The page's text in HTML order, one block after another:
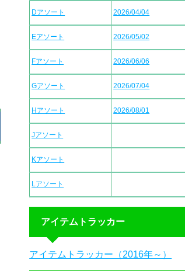
Dアソート 2026/04/04
Eアソート 2026/05/02
Fアソート 2026/06/06
Gアソート 2026/07/04
Hアソート 2026/08/01
Jアソート
Kアソート
Lアソート
アイテムトラッカー
アイテムトラッカー（2016年～）